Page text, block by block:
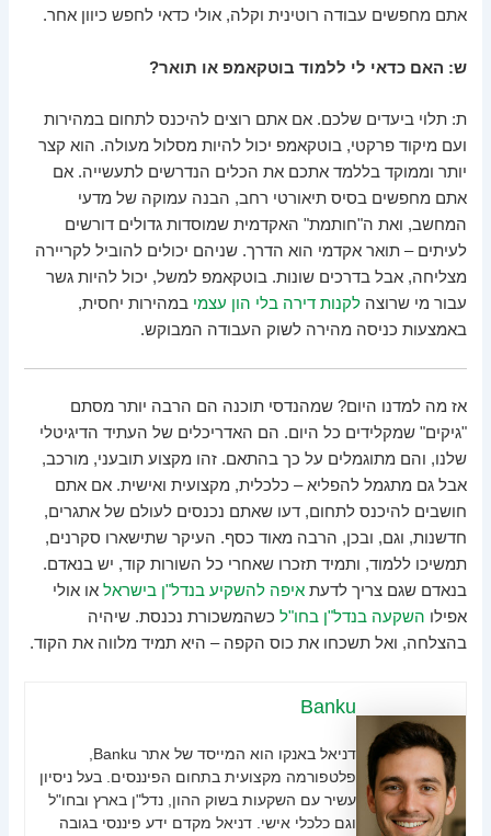
אתם מחפשים עבודה רוטינית וקלה, אולי כדאי לחפש כיוון אחר.
ש: האם כדאי לי ללמוד בוטקאמפ או תואר?
ת: תלוי ביעדים שלכם. אם אתם רוצים להיכנס לתחום במהירות
ועם מיקוד פרקטי, בוטקאמפ יכול להיות מסלול מעולה. הוא קצר
יותר וממוקד בללמד אתכם את הכלים הנדרשים לתעשייה. אם
אתם מחפשים בסיס תיאורטי רחב, הבנה עמוקה של מדעי
המחשב, ואת ה"חותמת" האקדמית שמוסדות גדולים דורשים
לעיתים – תואר אקדמי הוא הדרך. שניהם יכולים להוביל לקריירה
מצליחה, אבל בדרכים שונות. בוטקאמפ למשל, יכול להיות גשר
עבור מי שרוצהלקנות דירה בלי הון עצמי במהירות יחסית,
באמצעות כניסה מהירה לשוק העבודה המבוקש.
אז מה למדנו היום? שמהנדסי תוכנה הם הרבה יותר מסתם
"גיקים" שמקלידים כל היום. הם האדריכלים של העתיד הדיגיטלי
שלנו, והם מתוגמלים על כך בהתאם. זהו מקצוע תובעני, מורכב,
אבל גם מתגמל להפליא – כלכלית, מקצועית ואישית. אם אתם
חושבים להיכנס לתחום, דעו שאתם נכנסים לעולם של אתגרים,
חדשנות, וגם, ובכן, הרבה מאוד כסף. העיקר שתישארו סקרנים,
תמשיכו ללמוד, ותמיד תזכרו שאחרי כל השורות קוד, יש בנאדם.
בנאדם שגם צריך לדעתאיפה להשקיע בנדל"ן בישראל או אולי
אפילו השקעה בנדל"ן בחו"ל כשהמשכורת נכנסת. שיהיה
בהצלחה, ואל תשכחו את כוס הקפה – היא תמיד מלווה את הקוד.
Banku
דניאל באנקו הוא המייסד של אתר Banku,
פלטפורמה מקצועית בתחום הפיננסים. בעל ניסיון
עשיר עם השקעות בשוק ההון, נדל"ן בארץ ובחו"ל
וגם כלכלי אישי. דניאל מקדם ידע פיננסי בגובה